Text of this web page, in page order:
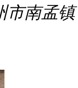
市南孟镇